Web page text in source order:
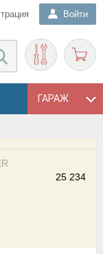
Войти
ГАРАЖ
25 234